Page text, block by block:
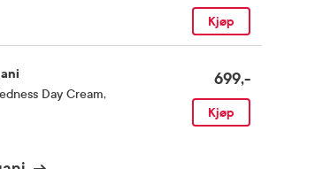
Kjøp
Day Cream,
699,-
Kjøp